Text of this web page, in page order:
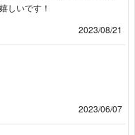
しいです！
2023/08/21
2023/06/07